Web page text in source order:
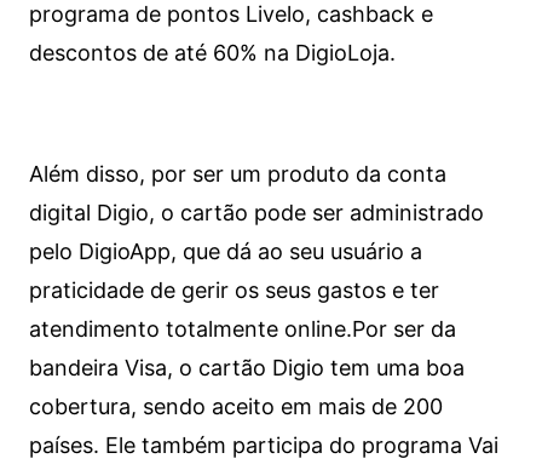
programa de pontos Livelo, cashback e
descontos de até 60% na DigioLoja.
Além disso, por ser um produto da conta
digital Digio, o cartão pode ser administrado
pelo DigioApp, que dá ao seu usuário a
praticidade de gerir os seus gastos e ter
atendimento totalmente online.Por ser da
bandeira Visa, o cartão Digio tem uma boa
cobertura, sendo aceito em mais de 200
países. Ele também participa do programa Vai